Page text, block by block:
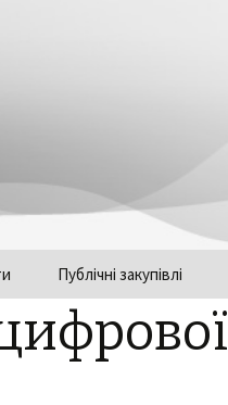
Публічні закупівлі